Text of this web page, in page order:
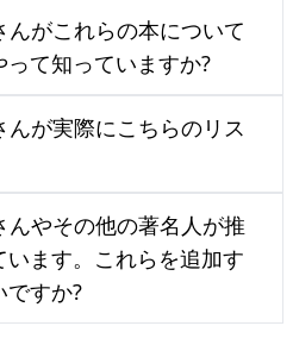
んがこれらの本について
て知っていますか?
んが実際にこちらのリス
んやその他の著名人が推
ます。これらを追加す
ですか?